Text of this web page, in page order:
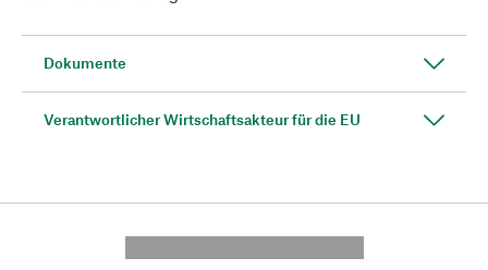
Dokumente
Verantwortlicher Wirtschaftsakteur für die EU